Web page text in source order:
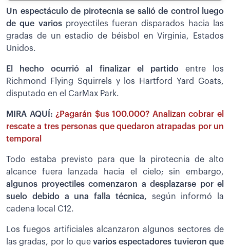
Un espectáculo de pirotecnia se salió de control luego
de que variosproyectiles fueran disparados hacia las
gradas de un estadio de béisbol en Virginia, Estados
Unidos.
El hecho ocurrió al finalizar el partido entre los
Richmond Flying Squirrels y los Hartford Yard Goats,
disputado en el CarMax Park.
MIRA AQUÍ: ¿Pagarán $us 100.000? Analizan cobrar el
rescate a tres personas que quedaron atrapadas por un
temporal
Todo estaba previsto para que la pirotecnia de alto
alcance fuera lanzada hacia el cielo; sin embargo,
algunos proyectiles comenzaron a desplazarse por el
suelo debido a una falla técnica, según informó la
cadena local C12.
Los fuegos artificiales alcanzaron algunos sectores de
las gradas, por lo que varios espectadores tuvieron que